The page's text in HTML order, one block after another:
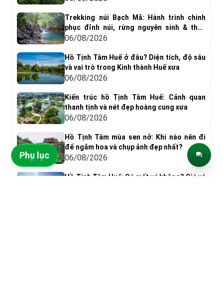
Trekking núi Bạch Mã: Hành trình chinh
phục đỉnh núi, rừng nguyên sinh & thác
nước tuyệt đẹp
06/08/2026
Hồ Tịnh Tâm Huế ở đâu? Diện tích, độ sâu
và vai trò trong Kinh thành Huế xưa
06/08/2026
Kiến trúc hồ Tịnh Tâm Huế: Cảnh quan
thanh tịnh và nét đẹp hoàng cung xưa
06/08/2026
Hồ Tịnh Tâm mùa sen nở: Khi nào nên đi
để ngắm hoa và chụp ảnh đẹp nhất?
06/08/2026
Hồ Tịnh Tâm Huế: Có mất vé không? Giá vé
Phụ lục